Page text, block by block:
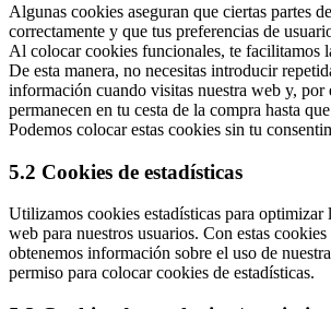
Algunas cookies aseguran que ciertas partes
correctamente y que tus preferencias de
Al colocar cookies funcionales, te facilitamos
De esta manera, no necesitas introducir
información cuando visitas nuestra web y, por
permanecen en tu cesta de la compra hasta
Podemos colocar estas cookies sin tu
5.2 Cookies de estadísticas
Utilizamos cookies estadísticas para optimizar
web para nuestros usuarios. Con estas cookies
obtenemos información sobre el uso de
permiso para colocar cookies de estadísticas.